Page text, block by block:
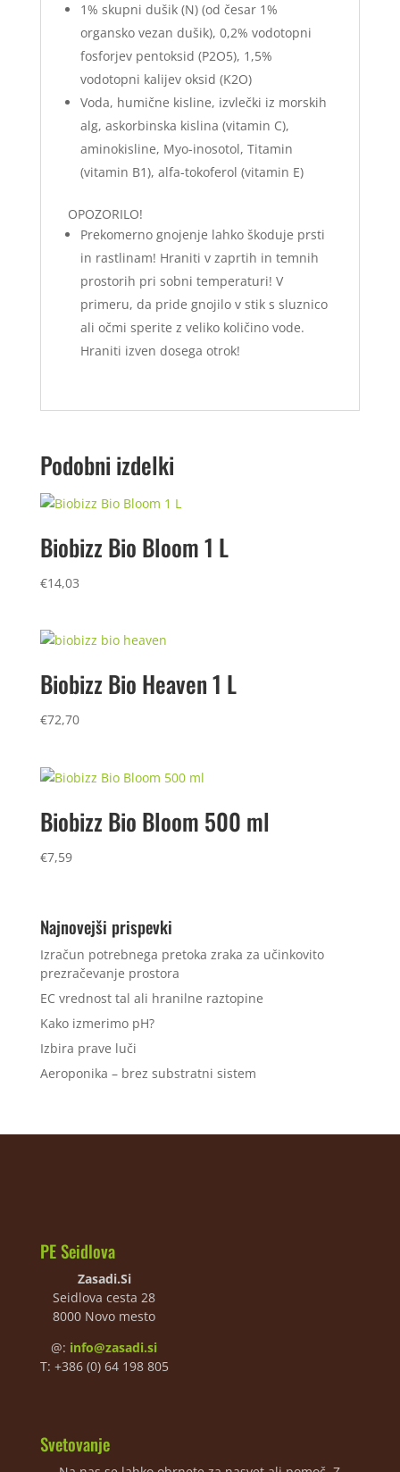
1% skupni dušik (N) (od česar 1%
organsko vezan dušik), 0,2% vodotopni
fosforjev pentoksid (P2O5), 1,5%
vodotopni kalijev oksid (K2O)
Voda, humične kisline, izvlečki iz morskih
alg, askorbinska kislina (vitamin C),
aminokisline, Myo-inosotol, Titamin
(vitamin B1), alfa-tokoferol (vitamin E)
OPOZORILO!
Prekomerno gnojenje lahko škoduje prsti
in rastlinam! Hraniti v zaprtih in temnih
prostorih pri sobni temperaturi! V
primeru, da pride gnojilo v stik s sluznico
ali očmi sperite z veliko količino vode.
Hraniti izven dosega otrok!
Podobni izdelki
Biobizz Bio Bloom 1 L
€14,03
Biobizz Bio Heaven 1 L
€72,70
Biobizz Bio Bloom 500 ml
€7,59
Najnovejši prispevki
Izračun potrebnega pretoka zraka za učinkovito
prezračevanje prostora
EC vrednost tal ali hranilne raztopine
Kako izmerimo pH?
Izbira prave luči
Aeroponika – brez substratni sistem
PE Seidlova
Zasadi.Si
Seidlova cesta 28
8000 Novo mesto
@: info@zasadi.si
T: +386 (0) 64 198 805
Svetovanje